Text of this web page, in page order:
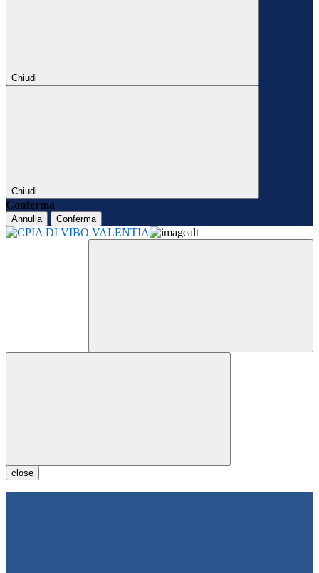
Chiudi
Chiudi
Conferma
Annulla Conferma
close